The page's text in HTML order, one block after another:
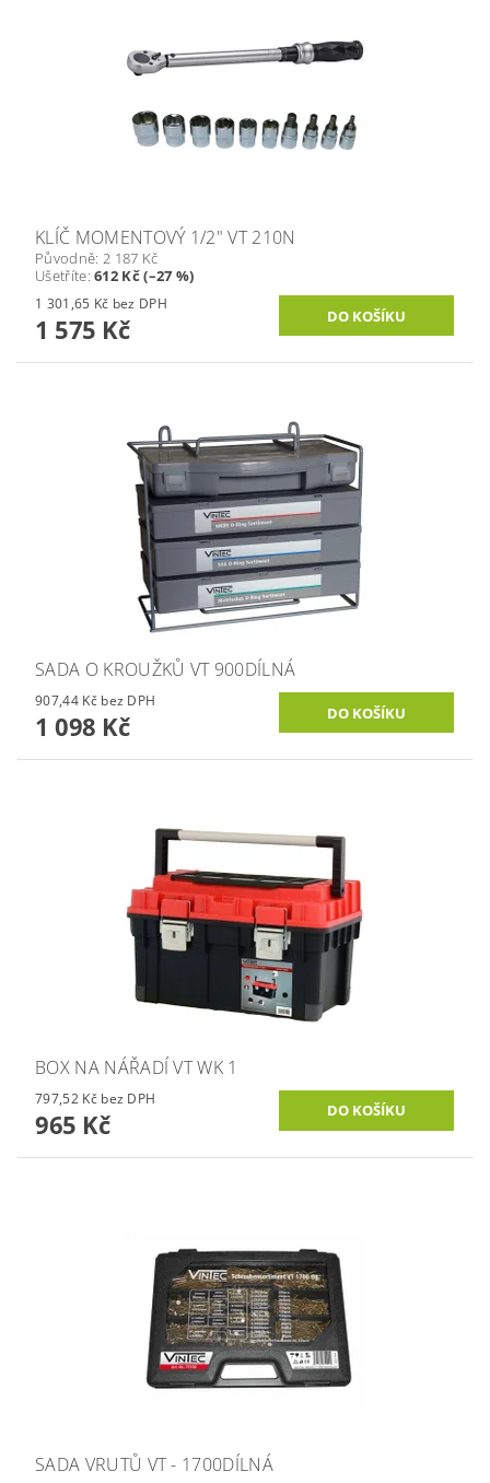
KLÍČ MOMENTOVÝ 1/2" VT 210N
Původně: 2 187 Kč
Ušetříte:612 Kč (–27 %)
1 301,65 Kč bez DPH
1 575 Kč
SADA O KROUŽKŮ VT 900DÍLNÁ
907,44 Kč bez DPH
1 098 Kč
BOX NA NÁŘADÍ VT WK 1
797,52 Kč bez DPH
965 Kč
SADA VRUTŮ VT - 1700DÍLNÁ